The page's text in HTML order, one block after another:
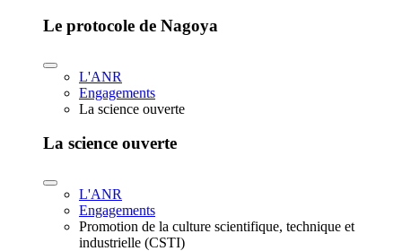
Le protocole de Nagoya
L'ANR
Engagements
La science ouverte
La science ouverte
L'ANR
Engagements
Promotion de la culture scientifique, technique et
industrielle (CSTI)